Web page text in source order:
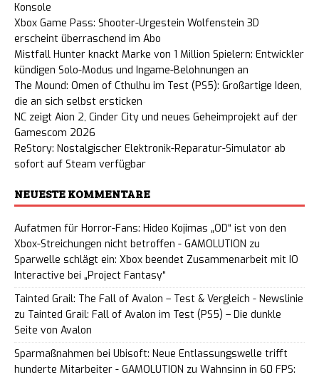
Konsole
Xbox Game Pass: Shooter-Urgestein Wolfenstein 3D
erscheint überraschend im Abo
Mistfall Hunter knackt Marke von 1 Million Spielern: Entwickler
kündigen Solo-Modus und Ingame-Belohnungen an
The Mound: Omen of Cthulhu im Test (PS5): Großartige Ideen,
die an sich selbst ersticken
NC zeigt Aion 2, Cinder City und neues Geheimprojekt auf der
Gamescom 2026
ReStory: Nostalgischer Elektronik-Reparatur-Simulator ab
sofort auf Steam verfügbar
NEUESTE KOMMENTARE
Aufatmen für Horror-Fans: Hideo Kojimas „OD“ ist von den
Xbox-Streichungen nicht betroffen - GAMOLUTION zu
Sparwelle schlägt ein: Xbox beendet Zusammenarbeit mit IO
Interactive bei „Project Fantasy“
Tainted Grail: The Fall of Avalon – Test & Vergleich - Newslinie
zu Tainted Grail: Fall of Avalon im Test (PS5) – Die dunkle
Seite von Avalon
Sparmaßnahmen bei Ubisoft: Neue Entlassungswelle trifft
hunderte Mitarbeiter - GAMOLUTION zu Wahnsinn in 60 FPS: